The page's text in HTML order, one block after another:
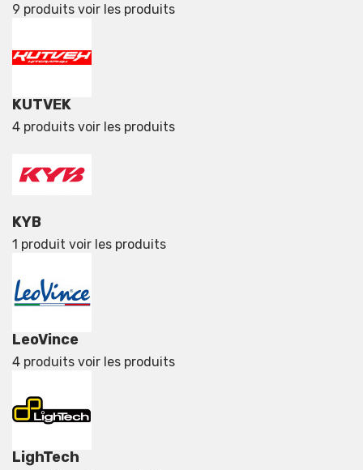
9 produits voir les produits
KUTVEK
4 produits voir les produits
KYB
1 produit voir les produits
LeoVince
4 produits voir les produits
LighTech